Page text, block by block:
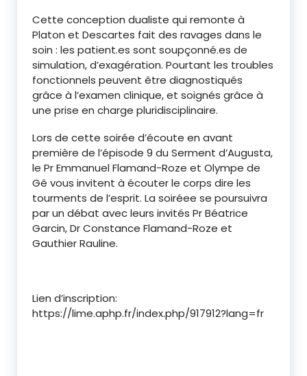
Cette conception dualiste qui remonte à
Platon et Descartes fait des ravages dans le
soin : les patient.es sont soupçonné.es de
simulation, d’exagération. Pourtant les troubles
fonctionnels peuvent être diagnostiqués
grâce à l’examen clinique, et soignés grâce à
une prise en charge pluridisciplinaire.
Lors de cette soirée d’écoute en avant
première de l’épisode 9 du Serment d’Augusta,
le Pr Emmanuel Flamand-Roze et Olympe de
Gê vous invitent à écouter le corps dire les
tourments de l’esprit. La soiréee se poursuivra
par un débat avec leurs invités Pr Béatrice
Garcin, Dr Constance Flamand-Roze et
Gauthier Rauline.
Lien d’inscription:
https://lime.aphp.fr/index.php/917912?lang=fr